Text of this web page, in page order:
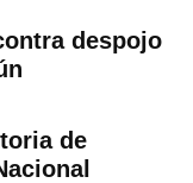
despojo
de